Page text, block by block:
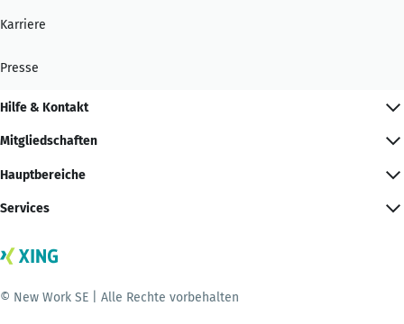
Karriere
Presse
Hilfe & Kontakt
Mitgliedschaften
Hauptbereiche
Services
© New Work SE | Alle Rechte vorbehalten